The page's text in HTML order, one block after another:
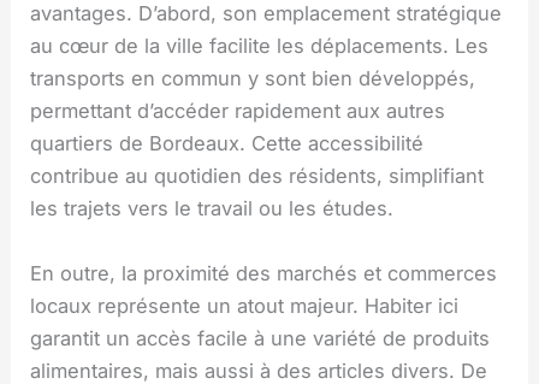
avantages. D’abord, son emplacement stratégique
au cœur de la ville facilite les déplacements. Les
transports en commun y sont bien développés,
permettant d’accéder rapidement aux autres
quartiers de Bordeaux. Cette accessibilité
contribue au quotidien des résidents, simplifiant
les trajets vers le travail ou les études.
En outre, la proximité des marchés et commerces
locaux représente un atout majeur. Habiter ici
garantit un accès facile à une variété de produits
alimentaires, mais aussi à des articles divers. De